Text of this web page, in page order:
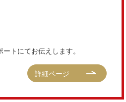
トにてお伝えします。
詳細ページ